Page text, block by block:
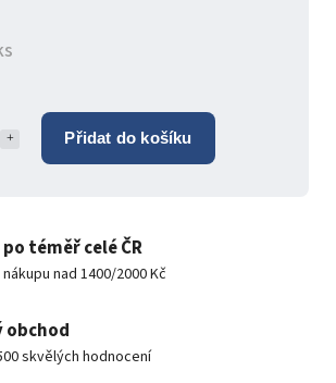
Přidat do košíku
téměř celé ČR
nad 1400/2000 Kč
obchod
skvělých hodnocení